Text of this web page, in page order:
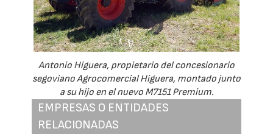
Antonio Higuera, propietario del concesionario
segoviano Agrocomercial Higuera, montado junto
a su hijo en el nuevo M7151 Premium.
EMPRESAS O ENTIDADES
RELACIONADAS